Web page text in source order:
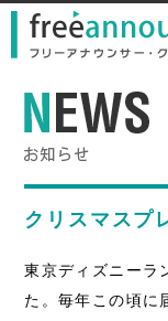
クリスマスプ
東京ディズニーラ
た。毎年この頃に